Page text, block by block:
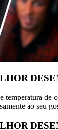
temperatura de
ao seu